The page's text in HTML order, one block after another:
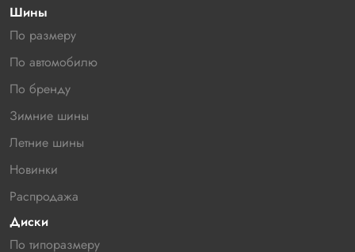
Шины
По размеру
По автомобилю
По бренду
Зимние шины
Летние шины
Новинки
Распродажа
Диски
По типоразмеру